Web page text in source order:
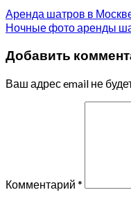
Аренда шатров в
Ночные фото аренды
Добавить
Ваш адрес email не
Комментарий *